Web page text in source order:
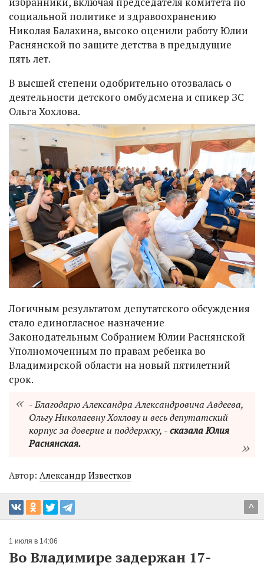
социальной политике и здравоохранению
Николая Балахина, высоко оценили работу Юлии
Раснянской по защите детства в предыдущие
пять лет.
В высшей степени одобрительно отозвалась о
деятельности детского омбудсмена и спикер ЗС
Ольга Хохлова.
Логичным результатом депутатского обсуждения
стало единогласное назначение
Законодательным Собранием Юлии Раснянской
Уполномоченным по правам ребенка во
Владимирской области на новый пятилетний
срок.
- Благодарю Александра Александровича Авдеева,
Ольгу Николаевну Хохлову и весь депутатский
корпус за доверие и поддержку, -сказала Юлия
Раснянская.
Автор: Александр Известков
^
1 июля в 14:06
Во Владимире задержан 17-